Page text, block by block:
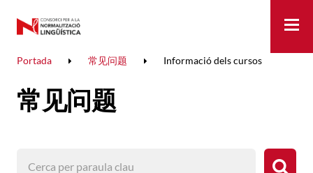
Portada 常见问题 Informació dels cursos
常见问题